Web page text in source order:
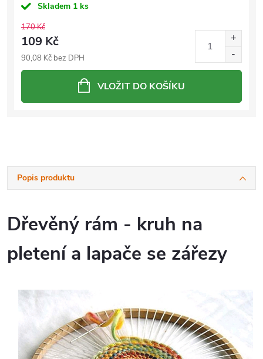
Skladem 1 ks
170 Kč
109 Kč
90,08 Kč bez DPH
VLOŽIT DO KOŠÍKU
Popis produktu
Dřevěný rám - kruh na
pletení a lapače se zářezy